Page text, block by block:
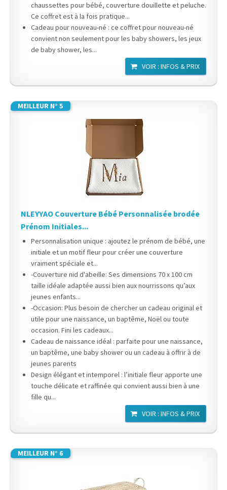
chaussettes pour bébé, couverture douillette et peluche.
Ce coffret est à la fois pratique...
Cadeau pour nouveau-né : ce coffret pour nouveau-né
convient non seulement pour les baby showers, les jeux
de baby shower, les...
VOIR : INFOS & PRIX
MEILLEUR N° 5
NLEYYAO Couverture Bébé Personnalisée brodée
Prénom Initiales...
Personnalisation unique : ajoutez le prénom de bébé, une
initiale et un motif fleur pour créer une couverture
vraiment spéciale et...
-Couverture nid d'abeille: Ses dimensions 70 x 100 cm
taille idéale adaptée aussi bien aux nourrissons qu’aux
jeunes enfants...
-Occasion: Plus besoin de chercher un cadeau original et
utile pour une naissance, un baptême, Noël ou toute
occasion. Fini les cadeaux...
Cadeau de naissance idéal : parfaite pour une naissance,
un baptême, une baby shower ou un cadeau à offrir à de
jeunes parents
Design élégant et intemporel : l’initiale fleur apporte une
touche délicate et raffinée qui convient aussi bien à une
fille qu...
VOIR : INFOS & PRIX
MEILLEUR N° 6